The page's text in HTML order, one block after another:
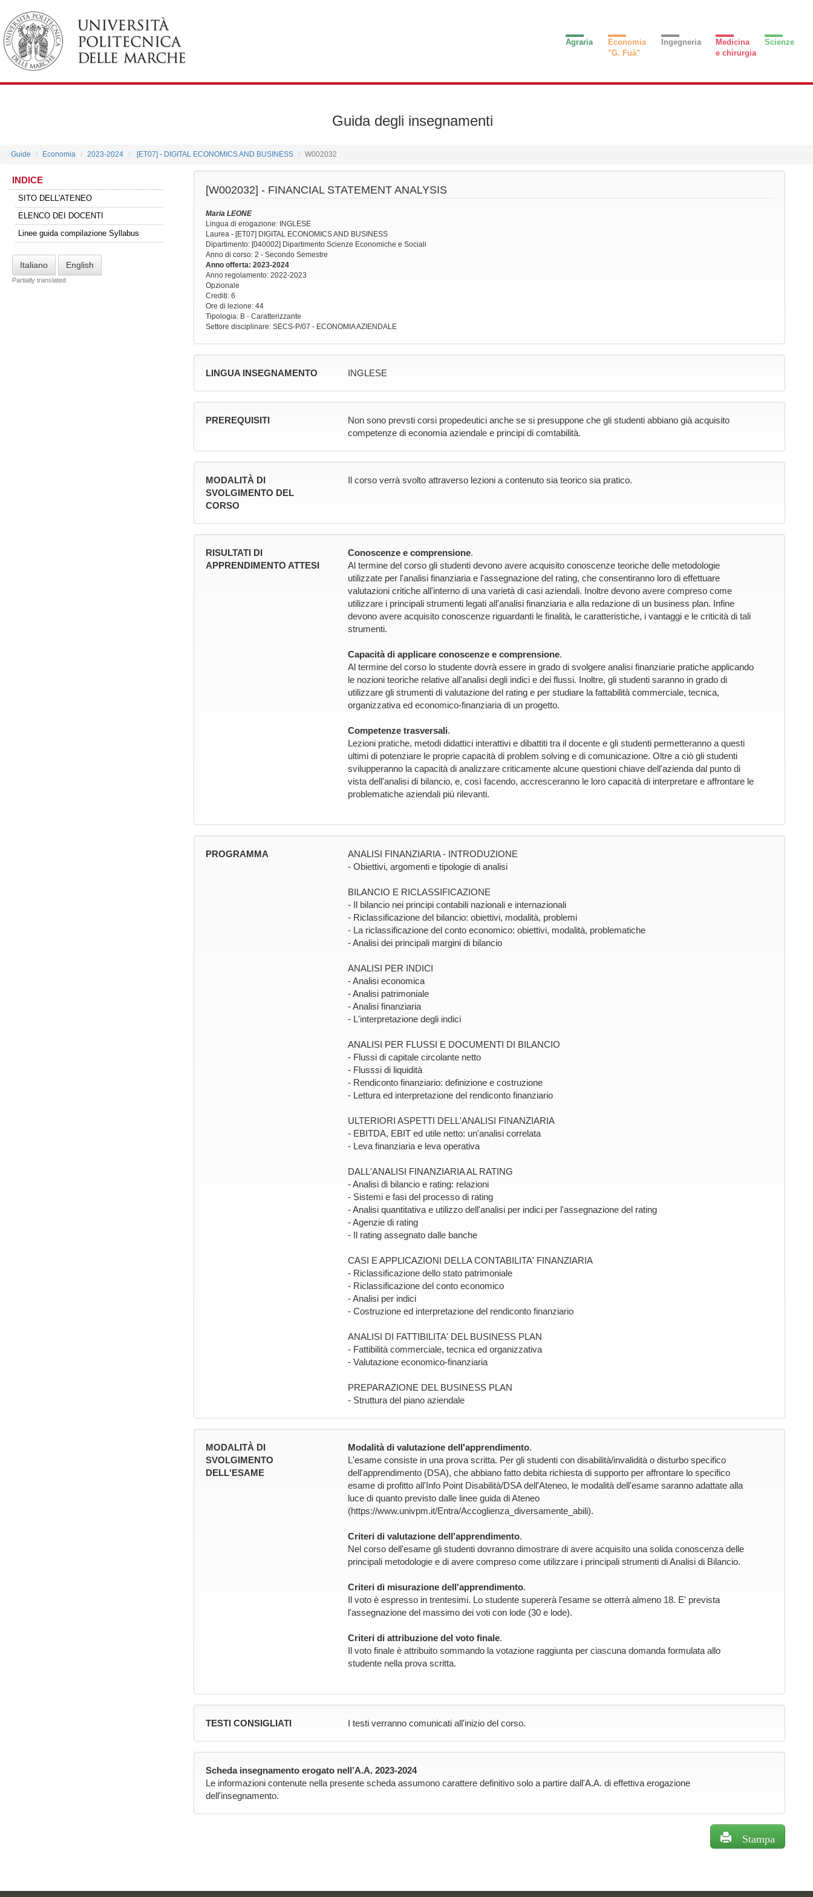
Agraria
Economia
"G. Fuà"
Ingegneria
Medicina
e chirurgia
Scienze
Guida degli insegnamenti
Guide Economia 2023-2024 [ET07] - DIGITAL ECONOMICS AND BUSINESS W002032
INDICE
SITO DELL'ATENEO
ELENCO DEI DOCENTI
Linee guida compilazione Syllabus
Italiano English
Partially translated
[W002032] - FINANCIAL STATEMENT ANALYSIS
Maria LEONE
Lingua di erogazione: INGLESE
Laurea - [ET07] DIGITAL ECONOMICS AND BUSINESS
Dipartimento: [040002] Dipartimento Scienze Economiche e Sociali
Anno di corso: 2 - Secondo Semestre
Anno offerta: 2023-2024
Anno regolamento: 2022-2023
Opzionale
Crediti: 6
Ore di lezione: 44
Tipologia: B - Caratterizzante
Settore disciplinare: SECS-P/07 - ECONOMIA AZIENDALE
LINGUA INSEGNAMENTO INGLESE
PREREQUISITI
Non sono prevsti corsi propedeutici anche se si presuppone che gli studenti abbiano già acquisito
competenze di economia aziendale e principi di comtabilità.
MODALITÀ DI
SVOLGIMENTO DEL
CORSO
Il corso verrà svolto attraverso lezioni a contenuto sia teorico sia pratico.
RISULTATI DI
APPRENDIMENTO ATTESI
Conoscenze e comprensione.
Al termine del corso gli studenti devono avere acquisito conoscenze teoriche delle metodologie
utilizzate per l'analisi finanziaria e l'assegnazione del rating, che consentiranno loro di effettuare
valutazioni critiche all'interno di una varietà di casi aziendali. Inoltre devono avere compreso come
utilizzare i principali strumenti legati all'analisi finanziaria e alla redazione di un business plan. Infine
devono avere acquisito conoscenze riguardanti le finalità, le caratteristiche, i vantaggi e le criticità di tali
strumenti.
Capacità di applicare conoscenze e comprensione.
Al termine del corso lo studente dovrà essere in grado di svolgere analisi finanziarie pratiche applicando
le nozioni teoriche relative all'analisi degli indici e dei flussi. Inoltre, gli studenti saranno in grado di
utilizzare gli strumenti di valutazione del rating e per studiare la fattabilità commerciale, tecnica,
organizzativa ed economico-finanziaria di un progetto.
Competenze trasversali.
Lezioni pratiche, metodi didattici interattivi e dibattiti tra il docente e gli studenti permetteranno a questi
ultimi di potenziare le proprie capacità di problem solving e di comunicazione. Oltre a ciò gli studenti
svilupperanno la capacità di analizzare criticamente alcune questioni chiave dell'azienda dal punto di
vista dell'analisi di bilancio, e, così facendo, accresceranno le loro capacità di interpretare e affrontare le
problematiche aziendali più rilevanti.
PROGRAMMA
ANALISI FINANZIARIA - INTRODUZIONE
- Obiettivi, argomenti e tipologie di analisi
BILANCIO E RICLASSIFICAZIONE
- Il bilancio nei principi contabili nazionali e internazionali
- Riclassificazione del bilancio: obiettivi, modalità, problemi
- La riclassificazione del conto economico: obiettivi, modalità, problematiche
- Analisi dei principali margini di bilancio
ANALISI PER INDICI
- Analisi economica
- Analisi patrimoniale
- Analisi finanziaria
- L'interpretazione degli indici
ANALISI PER FLUSSI E DOCUMENTI DI BILANCIO
- Flussi di capitale circolante netto
- Flusssi di liquidità
- Rendiconto finanziario: definizione e costruzione
- Lettura ed interpretazione del rendiconto finanziario
ULTERIORI ASPETTI DELL'ANALISI FINANZIARIA
- EBITDA, EBIT ed utile netto: un'analisi correlata
- Leva finanziaria e leva operativa
DALL'ANALISI FINANZIARIA AL RATING
- Analisi di bilancio e rating: relazioni
- Sistemi e fasi del processo di rating
- Analisi quantitativa e utilizzo dell'analisi per indici per l'assegnazione del rating
- Agenzie di rating
- Il rating assegnato dalle banche
CASI E APPLICAZIONI DELLA CONTABILITA' FINANZIARIA
- Riclassificazione dello stato patrimoniale
- Riclassificazione del conto economico
- Analisi per indici
- Costruzione ed interpretazione del rendiconto finanziario
ANALISI DI FATTIBILITA' DEL BUSINESS PLAN
- Fattibilità commerciale, tecnica ed organizzativa
- Valutazione economico-finanziaria
PREPARAZIONE DEL BUSINESS PLAN
- Struttura del piano aziendale
MODALITÀ DI
SVOLGIMENTO
DELL'ESAME
Modalità di valutazione dell'apprendimento.
L'esame consiste in una prova scritta. Per gli studenti con disabilità/invalidità o disturbo specifico
dell'apprendimento (DSA), che abbiano fatto debita richiesta di supporto per affrontare lo specifico
esame di profitto all'Info Point Disabilità/DSA dell'Ateneo, le modalità dell'esame saranno adattate alla
luce di quanto previsto dalle linee guida di Ateneo
(https://www.univpm.it/Entra/Accoglienza_diversamente_abili).
Criteri di valutazione dell'apprendimento.
Nel corso dell'esame gli studenti dovranno dimostrare di avere acquisito una solida conoscenza delle
principali metodologie e di avere compreso come utilizzare i principali strumenti di Analisi di Bilancio.
Criteri di misurazione dell'apprendimento.
Il voto è espresso in trentesimi. Lo studente supererà l'esame se otterrà almeno 18. E' prevista
l'assegnazione del massimo dei voti con lode (30 e lode).
Criteri di attribuzione del voto finale.
Il voto finale è attribuito sommando la votazione raggiunta per ciascuna domanda formulata allo
studente nella prova scritta.
TESTI CONSIGLIATI I testi verranno comunicati all'inizio del corso.
Scheda insegnamento erogato nell’A.A. 2023-2024
Le informazioni contenute nella presente scheda assumono carattere definitivo solo a partire dall'A.A. di effettiva erogazione
dell'insegnamento.
Stampa